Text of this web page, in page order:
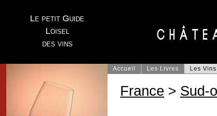
Le petit Guide
Loisel
des vins
Accueil Les Livres Les Vins
France > Sud-